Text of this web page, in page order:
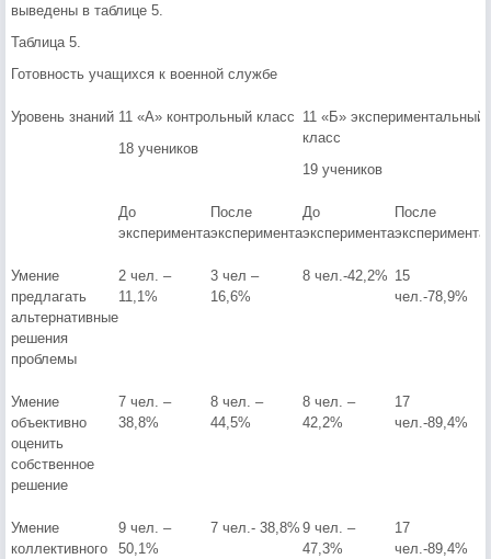
выведены в таблице 5.
Таблица 5.
Готовность учащихся к военной службе
Уровень знаний 11 «А» контрольный класс
18 учеников
11 «Б» экспериментальный
класс
19 учеников
До
эксперимента
После
эксперимента
До
эксперимента
После
эксперимента
Умение
предлагать
альтернативные
решения
проблемы
2 чел. –
11,1%
3 чел –
16,6%
8 чел.-42,2% 15
чел.-78,9%
Умение
объективно
оценить
собственное
решение
7 чел. –
38,8%
8 чел. –
44,5%
8 чел. –
42,2%
17
чел.-89,4%
Умение
коллективного
9 чел. –
50,1%
7 чел.- 38,8% 9 чел. –
47,3%
17
чел.-89,4%